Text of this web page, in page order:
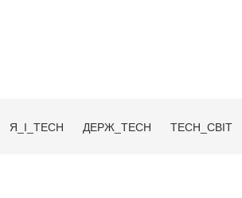
Я_І_TECH ДЕРЖ_TECH TECH_СВІТ